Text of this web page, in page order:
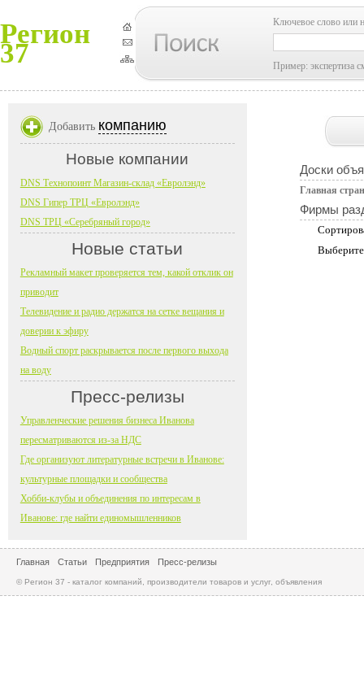
Регион
37
Ключевое слово или
Пример: экспертиза
Доски
Главная
Фирмы
Добавить компанию
Новые компании
DNS Технопоинт Магазин-склад «Евролэнд»
DNS Гипер ТРЦ «Евролэнд»
DNS ТРЦ «Серебряный город»
Новые статьи
Рекламный макет проверяется тем, какой отклик он
приводит
Телевидение и радио держатся на сетке вещания и
доверии к эфиру
Водный спорт раскрывается после первого выхода
на воду
Пресс-релизы
Управленческие решения бизнеса Иванова
пересматриваются из-за НДС
Где организуют литературные встречи в Иванове:
культурные площадки и сообщества
Хобби-клубы и объединения по интересам в
Иванове: где найти единомышленников
Главная Статьи Предприятия Пресс-релизы
© Регион 37 - каталог компаний, производители товаров и услуг, объявления